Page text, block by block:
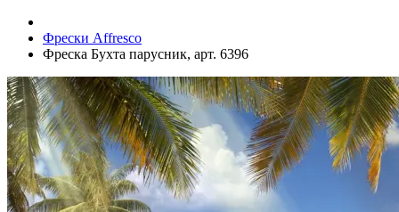
Фрески Affresco
Фреска Бухта парусник, арт. 6396